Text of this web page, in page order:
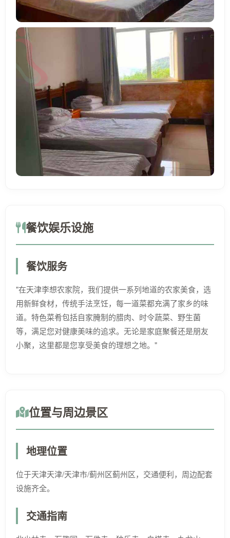
餐饮娱乐设施
餐饮服务
"在天津李想农家院，我们提供一系列地道的农家美食，选
用新鲜食材，传统手法烹饪，每一道菜都充满了家乡的味
道。特色菜肴包括自家腌制的腊肉、时令蔬菜、野生菌
等，满足您对健康美味的追求。无论是家庭聚餐还是朋友
小聚，这里都是您享受美食的理想之地。"
位置与周边景区
地理位置
位于天津天津/天津市/蓟州区蓟州区，交通便利，周边配套
设施齐全。
交通指南